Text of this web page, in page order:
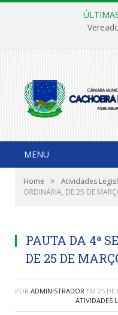
MENU
Home » Atividades
ORDINÁRIA, DE 25 DE
PAUTA DA 4ª
DE 25 DE
POR ADMINISTRADOR EM 25 DE
ATIVIDADES